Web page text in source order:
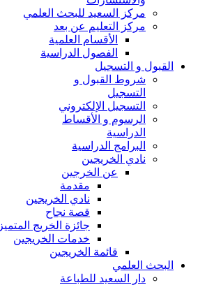
مركز السعيد للبحث العلمي
مركز التعليم عن بعد
الأقسام العلمية
الفصول الدراسية
القبول و التسجيل
شروط القبول و
التسجيل
التسجيل الإلكتروني
الرسوم و الأقساط
الدراسية
البرامج الدراسية
نادي الخريجين
عن الخرجين
مقدمة
نادي الخريجين
قصة نجاح
جائزة الخريج المتميز
خدمات الخريجين
قائمة الخريجين
البحث العلمي
دار السعيد للطباعة